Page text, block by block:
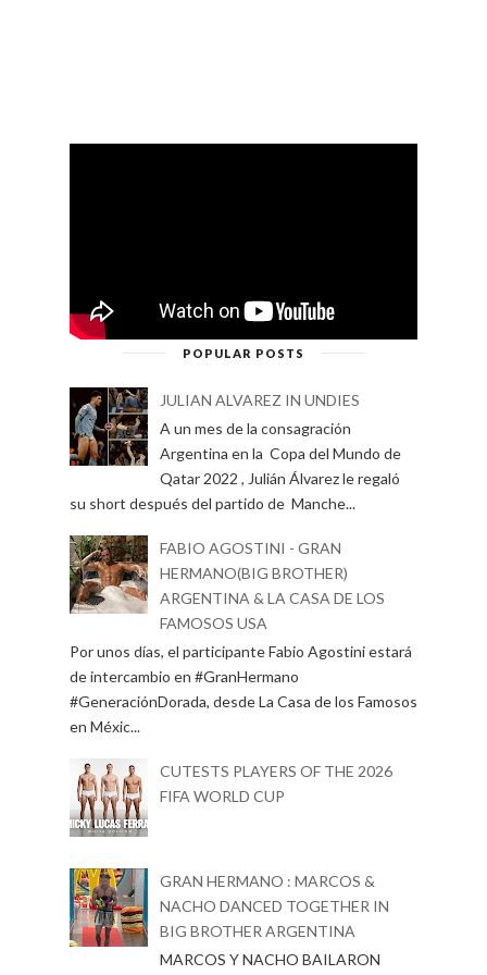
POPULAR POSTS
JULIAN ALVAREZ IN UNDIES
A un mes de la consagración
Argentina en la Copa del Mundo de
Qatar 2022 , Julián Álvarez le regaló
su short después del partido de Manche...
FABIO AGOSTINI - GRAN
HERMANO(BIG BROTHER)
ARGENTINA & LA CASA DE LOS
FAMOSOS USA
Por unos días, el participante Fabio Agostini estará
de intercambio en #GranHermano
#GeneraciónDorada, desde La Casa de los Famosos
en Méxic...
CUTESTS PLAYERS OF THE 2026
FIFA WORLD CUP
GRAN HERMANO : MARCOS &
NACHO DANCED TOGETHER IN
BIG BROTHER ARGENTINA
MARCOS Y NACHO BAILARON